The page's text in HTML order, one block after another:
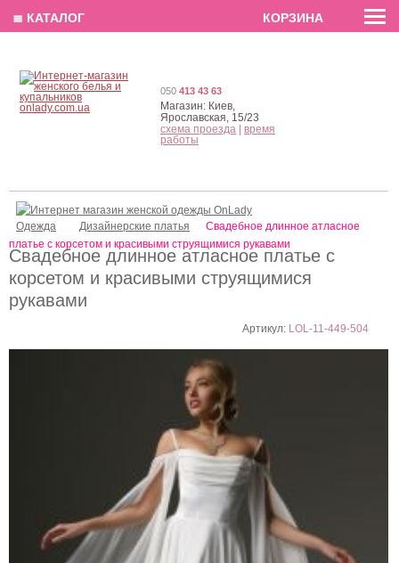
EN РУС
Свадебное длинное атласное платье с
корсетом и красивыми струящимися
рукавами
Артикул: LOL-11-449-504
Одежда Дизайнерские платья
Свадебное длинное атласное
платье с корсетом и красивыми струящимися рукавами
050 413 43 63
Магазин: Киев,
Ярославская, 15/23
схема проезда
время
работы
≣ КАТАЛОГ КОРЗИНА